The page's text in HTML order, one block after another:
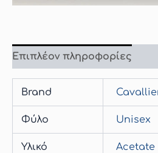
Επιπλέον πληροφορίες
Brand
Φύλο Unisex
Υλικό Acetate